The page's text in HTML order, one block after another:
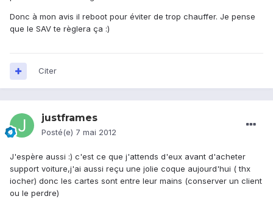
Donc à mon avis il reboot pour éviter de trop chauffer. Je pense
que le SAV te règlera ça :)
Citer
justframes
Posté(e) 7 mai 2012
J'espère aussi :) c'est ce que j'attends d'eux avant d'acheter
support voiture,j'ai aussi reçu une jolie coque aujourd'hui ( thx
iocher) donc les cartes sont entre leur mains (conserver un client
ou le perdre)